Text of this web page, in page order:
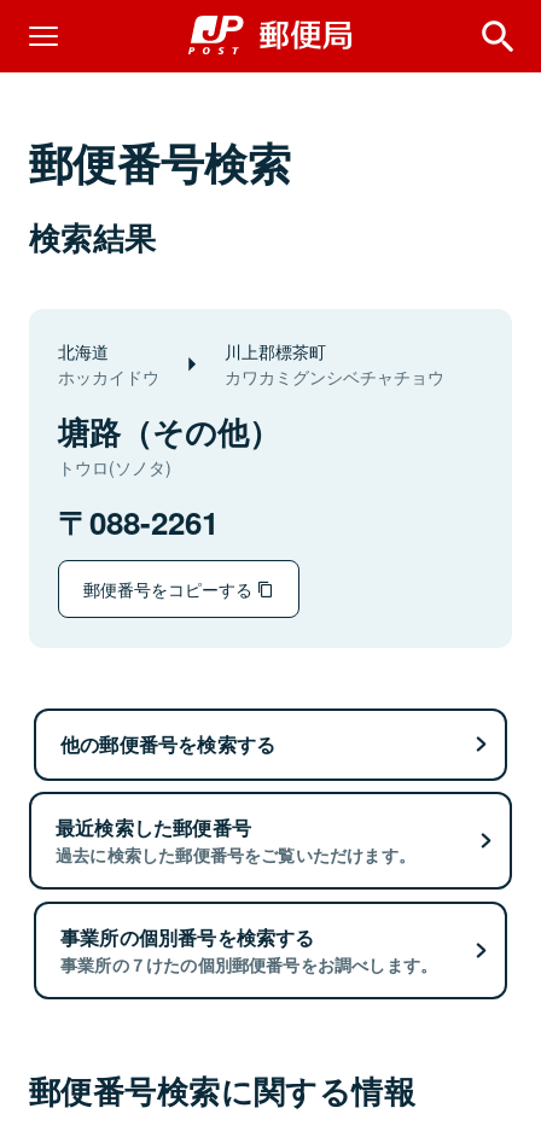
郵便番号検索
検索結果
北海道
ホッカイドウ
川上郡標茶町
カワカミグンシベチャチョウ
塘路（その他）
トウロ(ソノタ)
088-2261
郵便番号をコピーする
他の郵便番号を検索する
最近検索した郵便番号
過去に検索した郵便番号をご覧いただけます。
事業所の個別番号を検索する
事業所の７けたの個別郵便番号をお調べします。
郵便番号検索に関する情報